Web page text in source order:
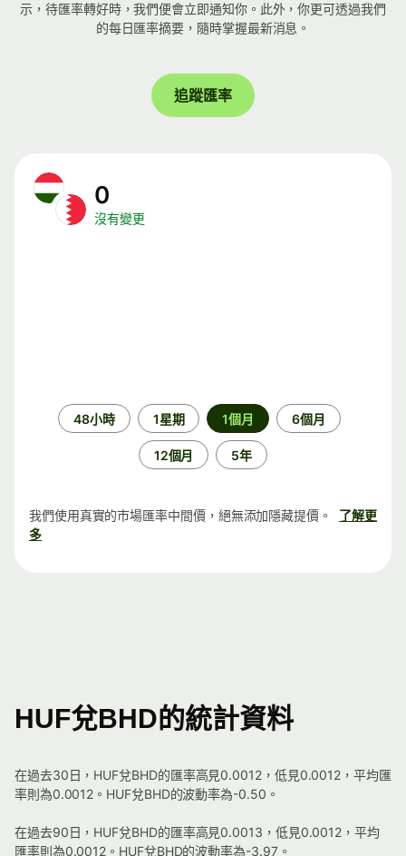
示，待匯率轉好時，我們便會立即通知你。此外，你更可透過我們
的每日匯率摘要，隨時掌握最新消息。
追蹤匯率
0
沒有變更
48小時 1星期 1個月 6個月
12個月 5年
我們使用真實的市場匯率中間價，絕無添加隱藏提價。
了解更
多
HUF兌BHD的統計資料
在過去30日，HUF兌BHD的匯率高見0.0012，低見0.0012，平均匯
率則為0.0012。HUF兌BHD的波動率為-0.50。
在過去90日，HUF兌BHD的匯率高見0.0013，低見0.0012，平均
匯率則為0.0012。HUF兌BHD的波動率為-3.97。